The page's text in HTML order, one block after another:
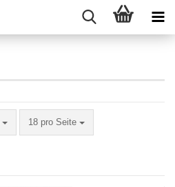
18 pro Seite